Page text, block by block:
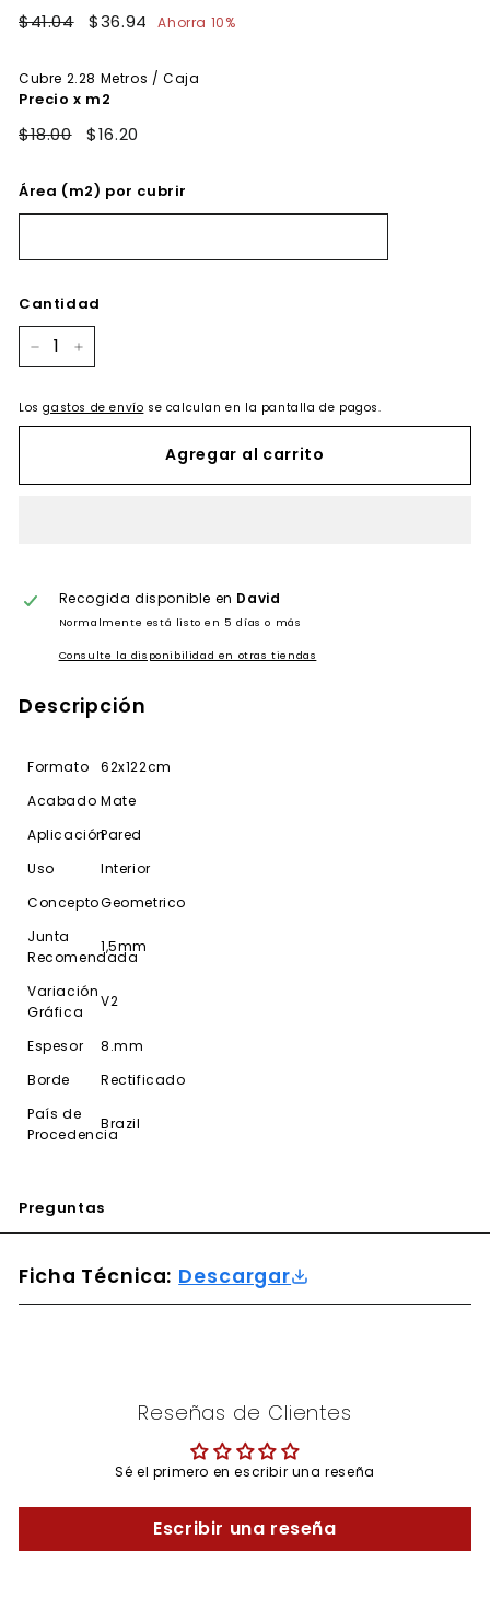
Precio
$41.04$41.04
Precio
$36.94 $36.94
Ahorra 10%
Cubre 2.28 Metros / Caja
Precio x m2
$18.00 $16.20
Área (m2) por cubrir
Cantidad
Losgastos de envío se calculan en la pantalla de pagos.
Agregar al carrito
Recogida disponible en David
Normalmente está listo en 5 días o más
Consulte la disponibilidad en otras tiendas
Descripción
Formato
62x122cm
Acabado Mate
AplicaciónPared
Uso
Interior
ConceptoGeometrico
Junta
Recomendada
1,5mm
Variación
Gráfica
V2
Espesor
8.mm
Borde
Rectificado
País de
Procedencia
Brazil
Preguntas
Ficha Técnica: Descargar
Reseñas de Clientes
Sé el primero en escribir una reseña
Escribir una reseña